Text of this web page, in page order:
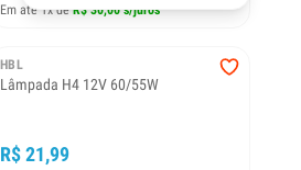
Em até 1x deR$ 30,00 s/juros
HBL
Lâmpada H4 12V 60/55W
R$ 21,99